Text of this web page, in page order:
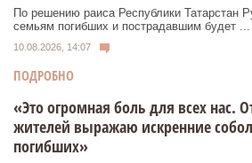
По решению раиса Республики Татарстан
семьям погибших и пострадавшим будет ...
10.08.2026, 14:07
ПОДРОБНО
«Это огромная боль для всех нас.
жителей выражаю искренние
погибших»